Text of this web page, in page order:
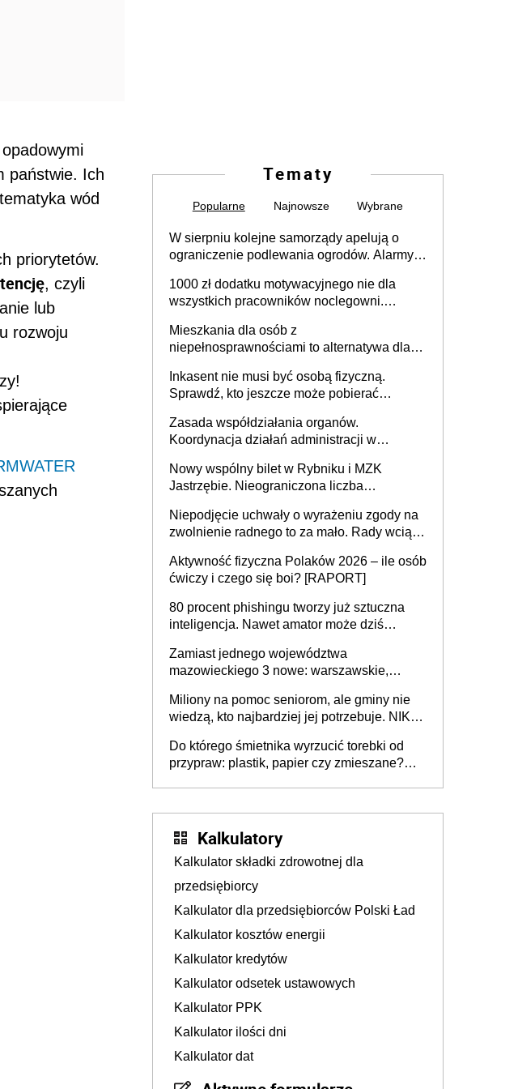
państwie. Ich
wód
priorytetów.
, czyli
lub
rozwoju
!
Tematy
Popularne Najnowsze Wybrane
W sierpniu kolejne samorządy apelują o
ograniczenie podlewania ogrodów. Alarmy w
może objąć cały kraj
1000 zł dodatku motywacyjnego nie dla
wszystkich pracowników noclegowni.
Mieszkania dla osób z
niepełnosprawnościami to alternatywa dla
samodzielnie lub z rodziną
Inkasent nie musi być osobą fizyczną.
Sprawdź, kto jeszcze może pobierać
Zasada współdziałania organów.
Koordynacja działań administracji w
Nowy wspólny bilet w Rybniku i MZK
Jastrzębie. Nieograniczona liczba
Niepodjęcie uchwały o wyrażeniu zgody na
zwolnienie radnego to za mało. Rady wciąż
rozstrzygać sprawy
Aktywność fizyczna Polaków 2026 – ile osób
ćwiczy i czego się boi? [RAPORT]
80 procent phishingu tworzy już sztuczna
inteligencja. Nawet amator może dziś
Zamiast jednego województwa
mazowieckiego 3 nowe: warszawskie,
Europie nie ma tak dużych jednostek
stołecznych
Miliony na pomoc seniorom, ale gminy nie
wiedzą, kto najbardziej jej potrzebuje. NIK
Do którego śmietnika wyrzucić torebki od
przypraw: plastik, papier czy zmieszane?
Kalkulatory
Kalkulator składki zdrowotnej dla
przedsiębiorcy
Kalkulator dla przedsiębiorców Polski Ład
Kalkulator kosztów energii
Kalkulator kredytów
Kalkulator odsetek ustawowych
Kalkulator PPK
Kalkulator ilości dni
Kalkulator dat